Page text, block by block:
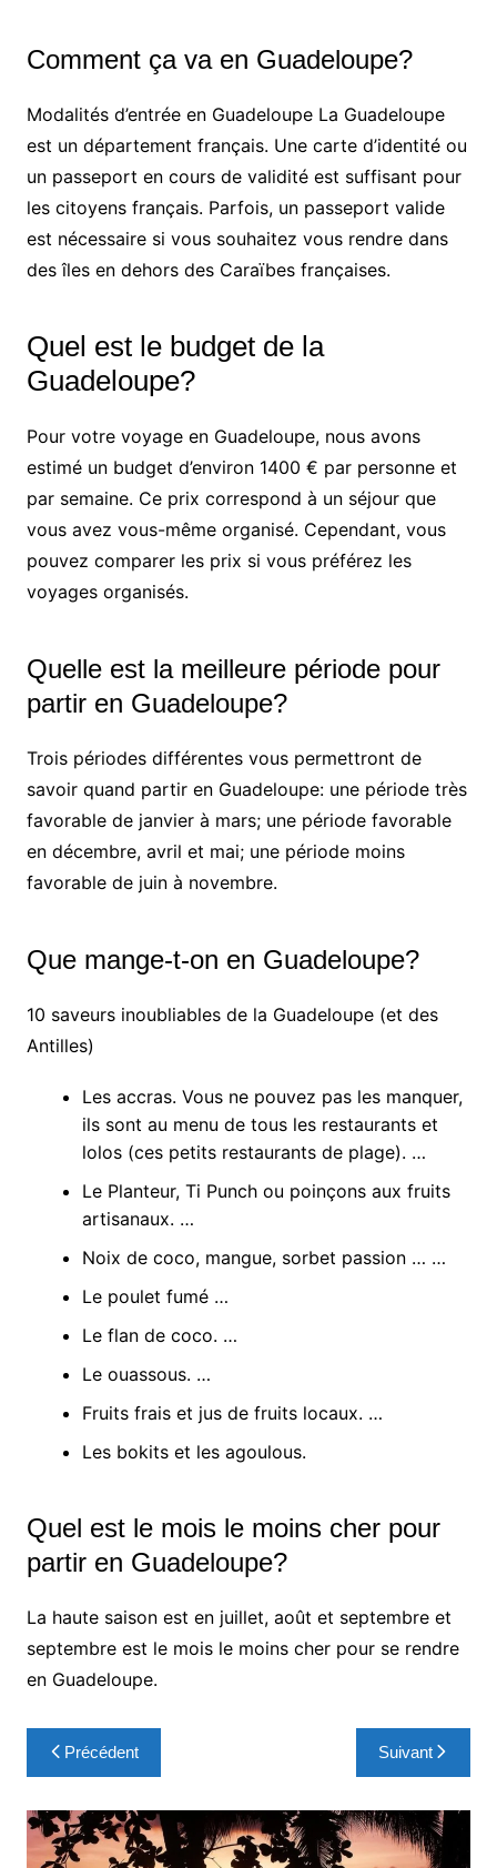
Comment ça va en Guadeloupe?
Modalités d’entrée en Guadeloupe La Guadeloupe
est un département français. Une carte d’identité ou
un passeport en cours de validité est suffisant pour
les citoyens français. Parfois, un passeport valide
est nécessaire si vous souhaitez vous rendre dans
des îles en dehors des Caraïbes françaises.
Quel est le budget de la
Guadeloupe?
Pour votre voyage en Guadeloupe, nous avons
estimé un budget d’environ 1400 € par personne et
par semaine. Ce prix correspond à un séjour que
vous avez vous-même organisé. Cependant, vous
pouvez comparer les prix si vous préférez les
voyages organisés.
Quelle est la meilleure période pour
partir en Guadeloupe?
Trois périodes différentes vous permettront de
savoir quand partir en Guadeloupe: une période très
favorable de janvier à mars; une période favorable
en décembre, avril et mai; une période moins
favorable de juin à novembre.
Que mange-t-on en Guadeloupe?
10 saveurs inoubliables de la Guadeloupe (et des
Antilles)
Les accras. Vous ne pouvez pas les manquer,
ils sont au menu de tous les restaurants et
lolos (ces petits restaurants de plage). …
Le Planteur, Ti Punch ou poinçons aux fruits
artisanaux. …
Noix de coco, mangue, sorbet passion … …
Le poulet fumé …
Le flan de coco. …
Le ouassous. …
Fruits frais et jus de fruits locaux. …
Les bokits et les agoulous.
Quel est le mois le moins cher pour
partir en Guadeloupe?
La haute saison est en juillet, août et septembre et
septembre est le mois le moins cher pour se rendre
en Guadeloupe.
Navigation
de
l’article
Précédent Suivant